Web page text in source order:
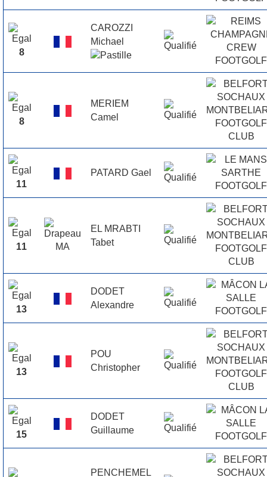
8
CAROZZI
Michael
8
MERIEM
Camel
11
PATARD Gael
11
EL MRABTI
Tabet
13
DODET
Alexandre
13
POU
Christopher
15
DODET
Guillaume
PENCHEMEL